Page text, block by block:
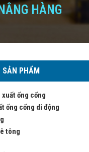
HÀNG
SẢN PHẨM
ống cống
ống cống di động
tông